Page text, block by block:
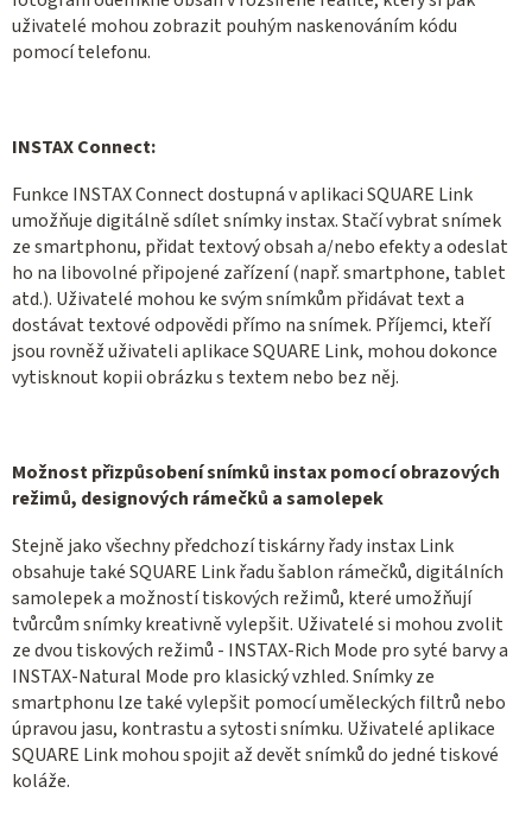
uživatelé mohou zobrazit pouhým naskenováním kódu
pomocí telefonu.
INSTAX Connect:
Funkce INSTAX Connect dostupná v aplikaci SQUARE Link
umožňuje digitálně sdílet snímky instax. Stačí vybrat snímek
ze smartphonu, přidat textový obsah a/nebo efekty a odeslat
ho na libovolné připojené zařízení (např. smartphone, tablet
atd.). Uživatelé mohou ke svým snímkům přidávat text a
dostávat textové odpovědi přímo na snímek. Příjemci, kteří
jsou rovněž uživateli aplikace SQUARE Link, mohou dokonce
vytisknout kopii obrázku s textem nebo bez něj.
Možnost přizpůsobení snímků instax pomocí obrazových
režimů, designových rámečků a samolepek
Stejně jako všechny předchozí tiskárny řady instax Link
obsahuje také SQUARE Link řadu šablon rámečků, digitálních
samolepek a možností tiskových režimů, které umožňují
tvůrcům snímky kreativně vylepšit. Uživatelé si mohou zvolit
ze dvou tiskových režimů - INSTAX-Rich Mode pro syté barvy a
INSTAX-Natural Mode pro klasický vzhled. Snímky ze
smartphonu lze také vylepšit pomocí uměleckých filtrů nebo
úpravou jasu, kontrastu a sytosti snímku. Uživatelé aplikace
SQUARE Link mohou spojit až devět snímků do jedné tiskové
koláže.